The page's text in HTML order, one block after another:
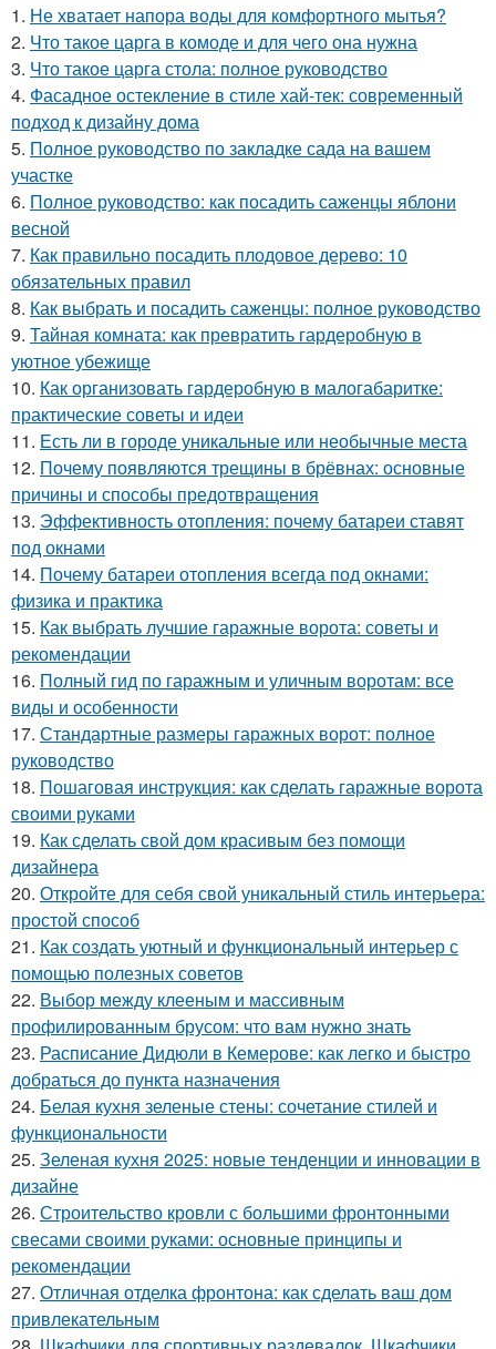
1. Не хватает напора воды для комфортного мытья?
2. Что такое царга в комоде и для чего она нужна
3. Что такое царга стола: полное руководство
4. Фасадное остекление в стиле хай-тек: современный
подход к дизайну дома
5. Полное руководство по закладке сада на вашем
участке
6. Полное руководство: как посадить саженцы яблони
весной
7. Как правильно посадить плодовое дерево: 10
обязательных правил
8. Как выбрать и посадить саженцы: полное руководство
9. Тайная комната: как превратить гардеробную в
уютное убежище
10. Как организовать гардеробную в малогабаритке:
практические советы и идеи
11. Есть ли в городе уникальные или необычные места
12. Почему появляются трещины в брёвнах: основные
причины и способы предотвращения
13. Эффективность отопления: почему батареи ставят
под окнами
14. Почему батареи отопления всегда под окнами:
физика и практика
15. Как выбрать лучшие гаражные ворота: советы и
рекомендации
16. Полный гид по гаражным и уличным воротам: все
виды и особенности
17. Стандартные размеры гаражных ворот: полное
руководство
18. Пошаговая инструкция: как сделать гаражные ворота
своими руками
19. Как сделать свой дом красивым без помощи
дизайнера
20. Откройте для себя свой уникальный стиль интерьера:
простой способ
21. Как создать уютный и функциональный интерьер с
помощью полезных советов
22. Выбор между клееным и массивным
профилированным брусом: что вам нужно знать
23. Расписание Дидюли в Кемерове: как легко и быстро
добраться до пункта назначения
24. Белая кухня зеленые стены: сочетание стилей и
функциональности
25. Зеленая кухня 2025: новые тенденции и инновации в
дизайне
26. Строительство кровли с большими фронтонными
свесами своими руками: основные принципы и
рекомендации
27. Отличная отделка фронтона: как сделать ваш дом
привлекательным